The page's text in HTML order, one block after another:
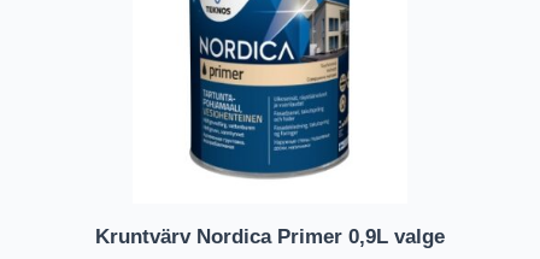
Kruntvärv Nordica Primer 0,9L valge